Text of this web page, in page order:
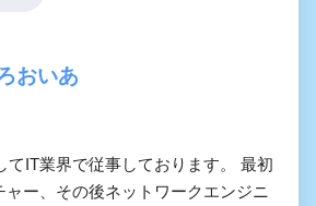
おいあ
てIT業界で従事しております。 最初
ャー、その後ネットワークエンジニ